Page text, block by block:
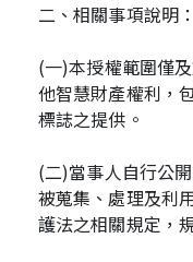
二、相關事項說明：
(一)本授權範圍僅
他智慧財產權利，
標誌之提供。
(二)當事人自行公
被蒐集、處理及利
護法之相關規定，